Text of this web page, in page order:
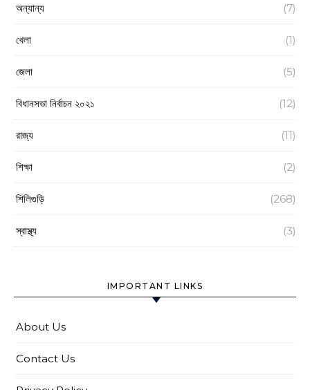
অন্যান্য (7)
খেলা (1)
জেলা (5)
বিধানসভা নির্বাচন ২০২১ (12)
রাজ্য (11)
শিক্ষা (2)
শিলিগুড়ি (268)
স্বাস্থ্য (3)
IMPORTANT LINKS
About Us
Contact Us